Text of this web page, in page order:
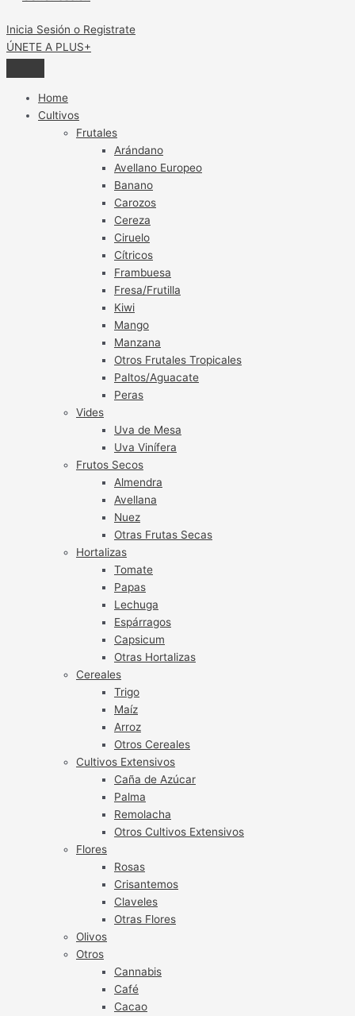
Inicia Sesión o Registrate
ÚNETE A PLUS+
Home
Cultivos
Frutales
Arándano
Avellano Europeo
Banano
Carozos
Cereza
Ciruelo
Cítricos
Frambuesa
Fresa/Frutilla
Kiwi
Mango
Manzana
Otros Frutales Tropicales
Paltos/Aguacate
Peras
Vides
Uva de Mesa
Uva Vinífera
Frutos Secos
Almendra
Avellana
Nuez
Otras Frutas Secas
Hortalizas
Tomate
Papas
Lechuga
Espárragos
Capsicum
Otras Hortalizas
Cereales
Trigo
Maíz
Arroz
Otros Cereales
Cultivos Extensivos
Caña de Azúcar
Palma
Remolacha
Otros Cultivos Extensivos
Flores
Rosas
Crisantemos
Claveles
Otras Flores
Olivos
Otros
Cannabis
Café
Cacao